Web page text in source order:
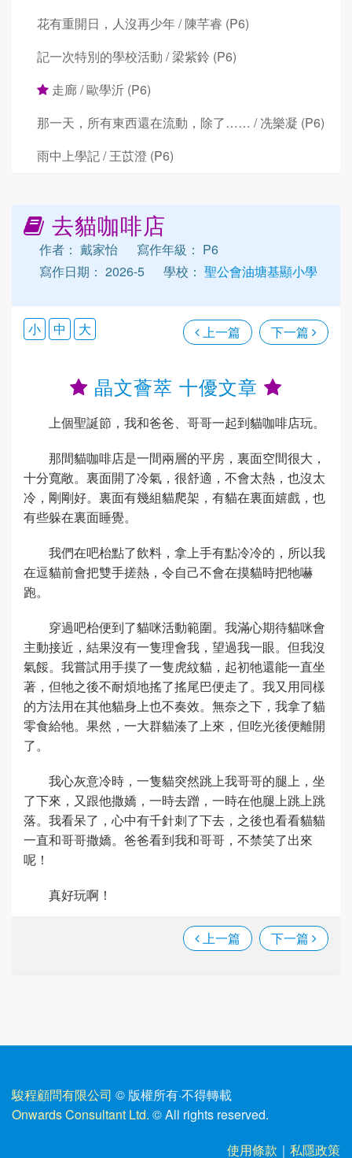
花有重開日，人沒再少年 / 陳芊睿 (P6)
記一次特別的學校活動 / 梁紫鈴 (P6)
走廊 / 歐學沂 (P6)
那一天，所有東西還在流動，除了…… / 冼樂凝 (P6)
雨中上學記 / 王苡澄 (P6)
去貓咖啡店
作者： 戴家怡
寫作年級： P6
寫作日期： 2026-5
學校： 聖公會油塘基顯小學
上一篇 下一篇
小 中 大
晶文薈萃 十優文章
上個聖誕節，我和爸爸、哥哥一起到貓咖啡店玩。
那間貓咖啡店是一間兩層的平房，裏面空間很大，
十分寬敞。裏面開了冷氣，很舒適，不會太熱，也沒太
冷，剛剛好。裏面有幾組貓爬架，有貓在裏面嬉戲，也
有些躲在裏面睡覺。
我們在吧枱點了飲料，拿上手有點冷冷的，所以我
在逗貓前會把雙手搓熱，令自己不會在摸貓時把牠嚇
跑。
穿過吧枱便到了貓咪活動範圍。我滿心期待貓咪會
主動接近，結果沒有一隻理會我，望過我一眼。但我沒
氣餒。我嘗試用手摸了一隻虎紋貓，起初牠還能一直坐
著，但牠之後不耐煩地搖了搖尾巴便走了。我又用同樣
的方法用在其他貓身上也不奏效。無奈之下，我拿了貓
零食給牠。果然，一大群貓湊了上來，但吃光後便離開
了。
我心灰意冷時，一隻貓突然跳上我哥哥的腿上，坐
了下來，又跟他撒嬌，一時去蹭，一時在他腿上跳上跳
落。我看呆了，心中有千針刺了下去，之後也看看貓貓
一直和哥哥撒嬌。爸爸看到我和哥哥，不禁笑了出來
呢！
真好玩啊！
上一篇 下一篇
駿程顧問有限公司 © 版權所有·不得轉載
Onwards Consultant Ltd. © All rights reserved.
使用條款 ｜ 私隱政策